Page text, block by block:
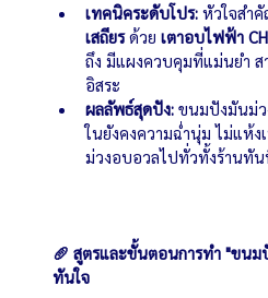
เทคนิคระดับโปร: หัวใจสำ
เสถียร ด้วย เตาอบไฟฟ้า
ถึง มีแผงควบคุมที่แม่นยำ ส
อิสระ
ผลลัพธ์สุดปัง: ขนมปังมันม่
ในยังคงความฉ่ำนุ่ม ไม่แห้
ม่วงอบอวลไปทั่วทั้งร้านทัน
🥖 สูตรและขั้นตอนการทำ "ขนม
ทันใจ